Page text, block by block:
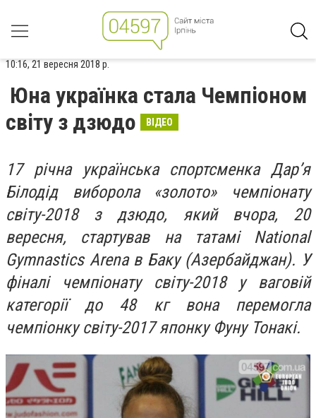
10:16, 21 вересня 2018 р.
Юна українка стала Чемпіоном
світу з дзюдо
ВІДЕО
17 річна українська спортсменка Дар’я
Білодід виборола «золото» чемпіонату
світу-2018 з дзюдо, який вчора, 20
вересня, стартував на татамі National
Gymnastics Arena в Баку (Азербайджан). У
фіналі чемпіонату світу-2018 у ваговій
категорії до 48 кг вона перемогла
чемпіонку світу-2017 японку Фуну Тонакі.